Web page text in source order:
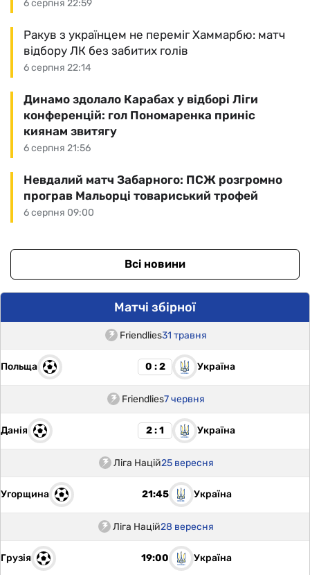
6 серпня 22:59
6 серпня 22:14
Ракув з українцем не переміг Хаммарбю: матч
відбору ЛК без забитих голів
6 серпня 21:56
Динамо здолало Карабах у відборі Ліги
конференцій: гол Пономаренка приніс
киянам звитягу
6 серпня 09:00
Невдалий матч Забарного: ПСЖ розгромно
програв Мальорці товариський трофей
Всі новини
Матчі збірної
Friendlies31 травня
Польща 0 : 2 Україна
Friendlies7 червня
Данія 2 : 1 Україна
Ліга Націй25 вересня
Угорщина 21:45 Україна
Ліга Націй28 вересня
Грузія 19:00 Україна